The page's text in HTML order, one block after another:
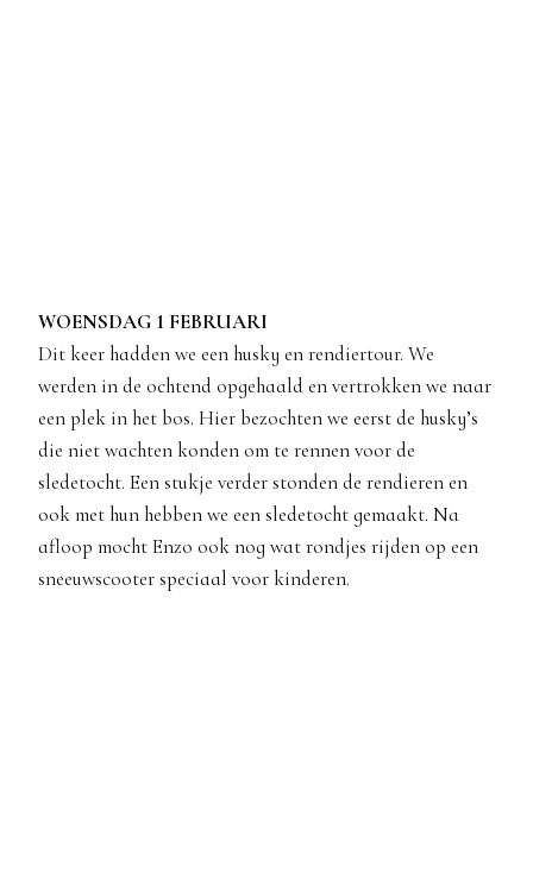
WOENSDAG 1 FEBRUARI
Dit keer hadden we een husky en rendiertour. We
werden in de ochtend opgehaald en vertrokken we naar
een plek in het bos. Hier bezochten we eerst de husky’s
die niet wachten konden om te rennen voor de
sledetocht. Een stukje verder stonden de rendieren en
ook met hun hebben we een sledetocht gemaakt. Na
afloop mocht Enzo ook nog wat rondjes rijden op een
sneeuwscooter speciaal voor kinderen.